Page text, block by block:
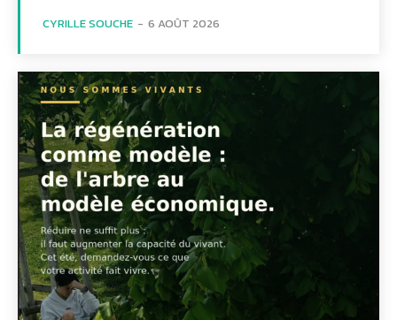
CYRILLE SOUCHE - 6 AOÛT 2026